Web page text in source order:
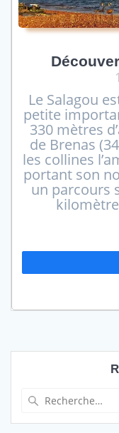
Le Salagou
petite
330 mètres
de Brenas
les collines
portant son
un parcours